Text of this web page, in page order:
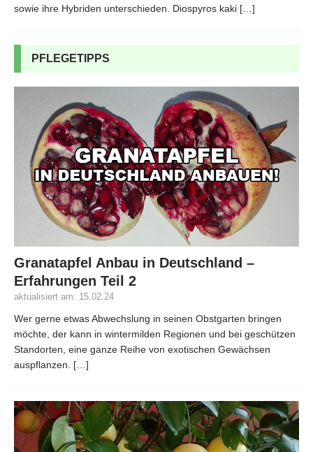
sowie ihre Hybriden unterschieden. Diospyros kaki […]
PFLEGETIPPS
Granatapfel Anbau in Deutschland –
Erfahrungen Teil 2
aktualisiert am: 15.02.24
Wer gerne etwas Abwechslung in seinen Obstgarten bringen
möchte, der kann in wintermilden Regionen und bei geschützen
Standorten, eine ganze Reihe von exotischen Gewächsen
auspflanzen. […]